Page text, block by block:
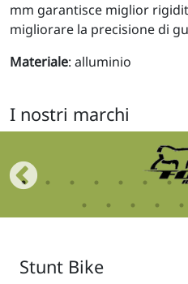
mm garantisce miglior
migliorare la precisione di
Materiale: alluminio
I nostri marchi
Stunt Bike